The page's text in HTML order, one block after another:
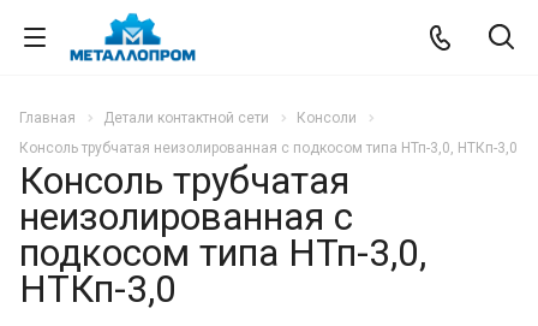
Главная Детали контактной сети
Консоли
Консоль трубчатая неизолированная с подкосом типа НТп-3,0, НТКп-3,0
Консоль трубчатая
неизолированная с
подкосом типа НТп-3,0,
НТКп-3,0